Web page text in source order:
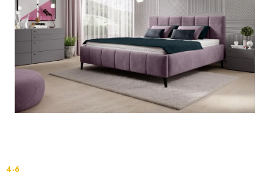
VÝPRODEJ
Cenník dopravy Kontakty
4-6